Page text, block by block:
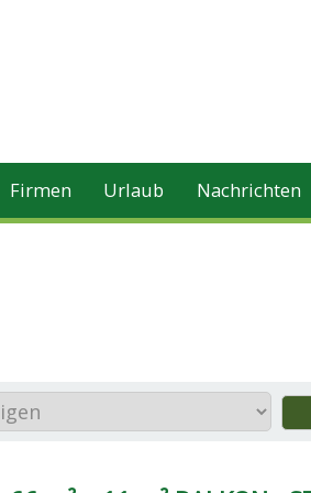
Firmen Urlaub Nachrichten